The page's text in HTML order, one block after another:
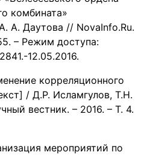
комбината»
А. Даутова // NovaInfo.Ru.
– Режим доступа:
12.05.2016.
корреляционного
/ Д.Р. Исламгулов, Т.Н.
вестник. – 2016. – Т. 4.
мероприятий по